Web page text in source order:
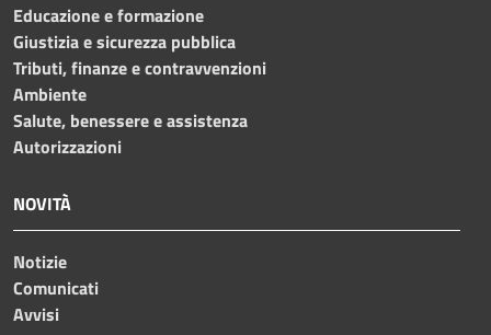
Educazione e formazione
Giustizia e sicurezza pubblica
Tributi, finanze e contravvenzioni
Ambiente
Salute, benessere e assistenza
Autorizzazioni
NOVITÀ
Notizie
Comunicati
Avvisi